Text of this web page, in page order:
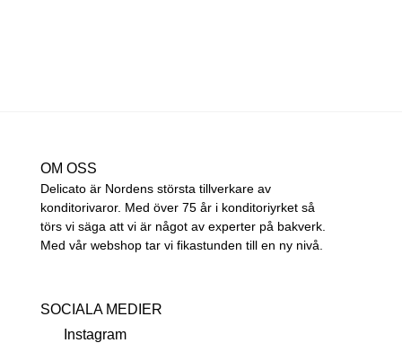
OM OSS
Delicato är Nordens största tillverkare av
konditorivaror. Med över 75 år i konditoriyrket så
törs vi säga att vi är något av experter på bakverk.
Med vår webshop tar vi fikastunden till en ny nivå.
SOCIALA MEDIER
Instagram